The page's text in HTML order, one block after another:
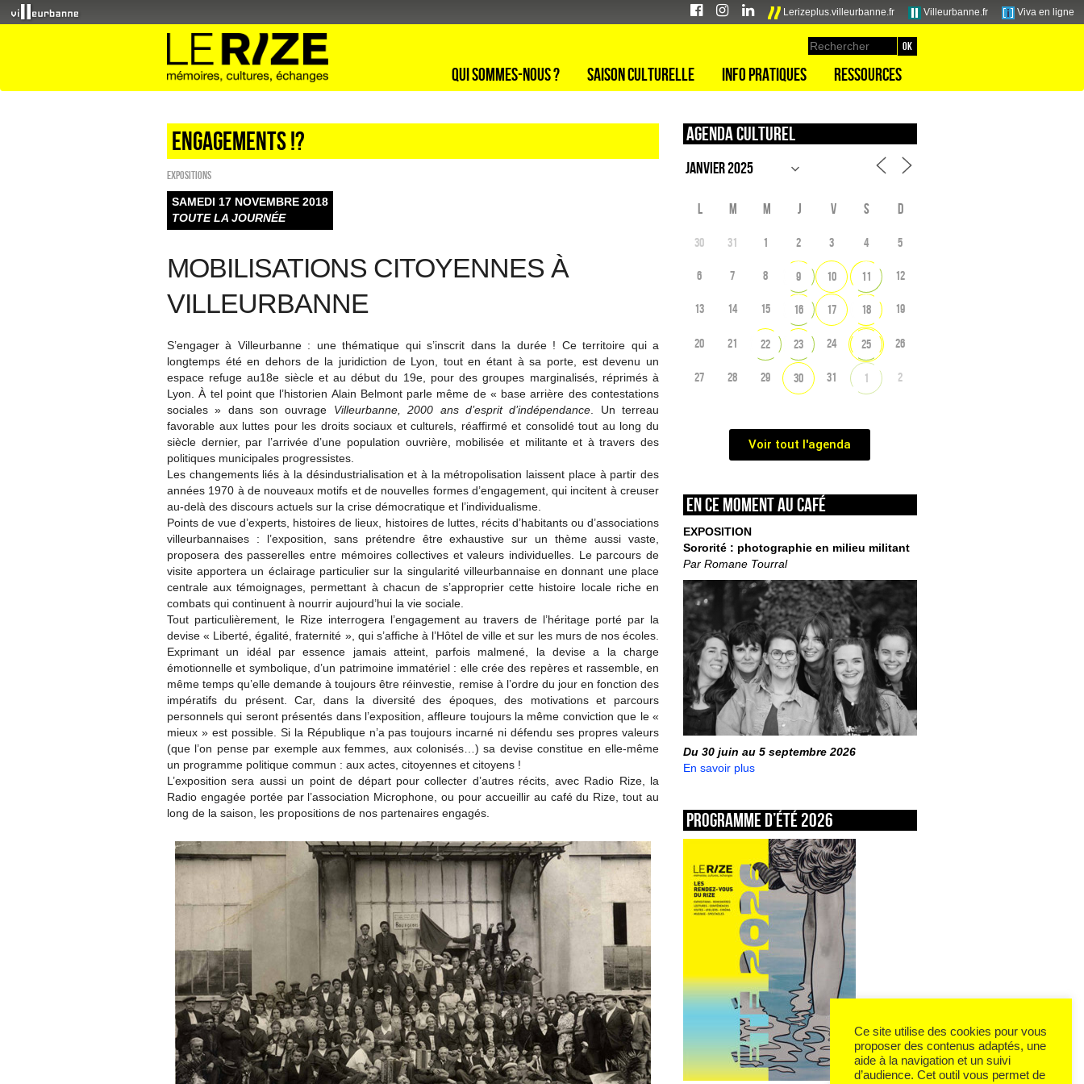
Lerizeplus.villeurbanne.fr Villeurbanne.fr Viva en ligne
Qui sommes-nous ? Saison culturelle Info pratiques Ressources
Engagements !?
EXPOSITIONS
SAMEDI 17 NOVEMBRE 2018
TOUTE LA JOURNÉE
MOBILISATIONS CITOYENNES À
VILLEURBANNE
S’engager à Villeurbanne : une thématique qui s’inscrit dans la durée ! Ce territoire qui a
longtemps été en dehors de la juridiction de Lyon, tout en étant à sa porte, est devenu un
espace refuge au18e siècle et au début du 19e, pour des groupes marginalisés, réprimés à
Lyon. À tel point que l’historien Alain Belmont parle même de « base arrière des contestations
sociales » dans son ouvrage Villeurbanne, 2000 ans d’espritd’indépendance . Un terreau
favorable aux luttes pour les droits sociaux et culturels, réaffirmé et consolidé tout au long du
siècle dernier, par l’arrivée d’une population ouvrière, mobilisée et militante et à travers des
politiques municipales progressistes.
Les changements liés à la désindustrialisation et à la métropolisation laissent place à partir des
années 1970 à de nouveaux motifs et de nouvelles formes d’engagement, qui incitent à creuser
au-delà des discours actuels sur la crise démocratique et l’individualisme.
Points de vue d’experts, histoires de lieux, histoires de luttes, récits d’habitants ou d’associations
villeurbannaises : l’exposition, sans prétendre être exhaustive sur un thème aussi vaste,
proposera des passerelles entre mémoires collectives et valeurs individuelles. Le parcours de
visite apportera un éclairage particulier sur la singularité villeurbannaise en donnant une place
centrale aux témoignages, permettant à chacun de s’approprier cette histoire locale riche en
combats qui continuent à nourrir aujourd’hui la vie sociale.
Tout particulièrement, le Rize interrogera l’engagement au travers de l’héritage porté par la
devise « Liberté, égalité, fraternité », qui s’affiche à l’Hôtel de ville et sur les murs de nos écoles.
Exprimant un idéal par essence jamais atteint, parfois malmené, la devise a la charge
émotionnelle et symbolique, d’un patrimoine immatériel : elle crée des repères et rassemble, en
même temps qu’elle demande à toujours être réinvestie, remise à l’ordre du jour en fonction des
impératifs du présent. Car, dans la diversité des époques, des motivations et parcours
personnels qui seront présentés dans l’exposition, affleure toujours la même conviction que le «
mieux » est possible. Si la République n’a pas toujours incarné ni défendu ses propres valeurs
(que l’on pense par exemple aux femmes, aux colonisés…) sa devise constitue en elle-même
un programme politique commun : aux actes, citoyennes et citoyens !
L’exposition sera aussi un point de départ pour collecter d’autres récits, avec Radio Rize, la
Radio engagée portée par l’association Microphone, ou pour accueillir au café du Rize, tout au
long de la saison, les propositions de nos partenaires engagés.
Agenda culturel
L M M J V S D
30 31 1 2 3 4 5
6 7 8 9 10 11 12
13 14 15 16 17 18 19
20 21 22 23 24 25 26
27 28 29 30 31 1 2
Voir tout l'agenda
En ce moment au café
EXPOSITION
Sororité : photographie en milieu militant
Par Romane Tourral
Du 30 juin au 5 septembre 2026
En savoir plus
Programme d’été 2026
Ce site utilise des cookies pour vous
proposer des contenus adaptés, une
aide à la navigation et un suivi
d’audience. Cet outil vous permet de